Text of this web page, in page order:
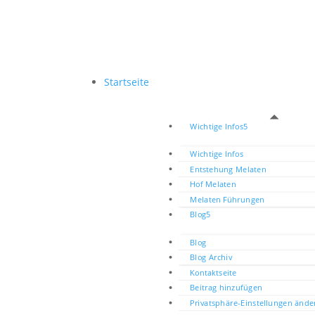
Startseite
Wichtige Infos
Wichtige Infos
Entstehung Melaten
Hof Melaten
Melaten Führungen
Blog
Blog
Blog Archiv
Kontaktseite
Beitrag hinzufügen
Privatsphäre-Einstellungen